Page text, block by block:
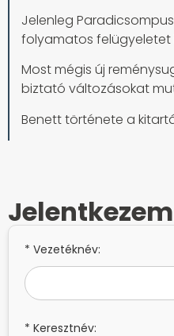
Jelenleg
folyamatos felügyeletet
Most mégis új
biztató változásokat
Benett története a
* Vezetéknév:
* Keresztnév: